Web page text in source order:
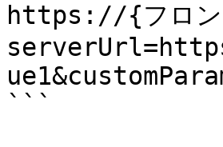
https://{フロン
```